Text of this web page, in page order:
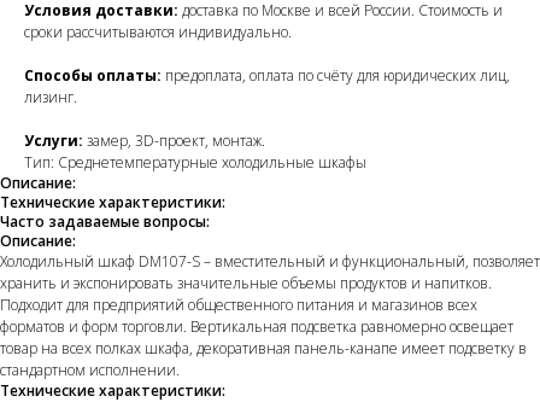
Условия доставки: доставка по Москве и всей России. Стоимость и
сроки рассчитываются индивидуально.
Способы оплаты: предоплата, оплата по счёту для юридических лиц,
лизинг.
Услуги: замер, 3D-проект, монтаж.
Тип: Среднетемпературные холодильные шкафы
Описание:
Технические характеристики:
Часто задаваемые вопросы:
Описание:
Холодильный шкаф DM107-S – вместительный и функциональный, позволяет
хранить и экспонировать значительные объемы продуктов и напитков.
Подходит для предприятий общественного питания и магазинов всех
форматов и форм торговли. Вертикальная подсветка равномерно освещает
товар на всех полках шкафа, декоративная панель-канапе имеет подсветку в
стандартном исполнении.
Технические характеристики: